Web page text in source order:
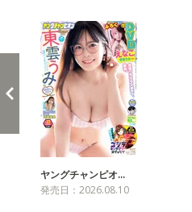
ヤングチャンピオ…
発売日：2026.08.10